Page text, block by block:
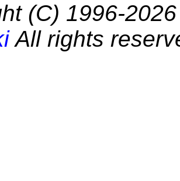
(C) 1996-
All rights